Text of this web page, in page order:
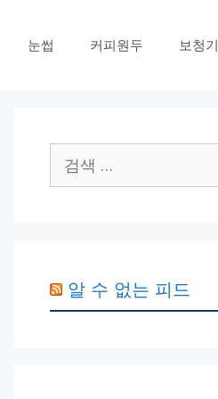
눈썹 커피원두 보청기
색:
알 수 없는 피드